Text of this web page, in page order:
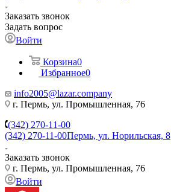
Заказать звонок
Задать вопрос
Войти
Корзина0
Избранное0
info2005@lazar.company
г. Пермь, ул. Промышленная, 76
(342) 270-11-00
(342) 270-11-00Пермь, ул. Норильская, 8
Заказать звонок
г. Пермь, ул. Промышленная, 76
Войти